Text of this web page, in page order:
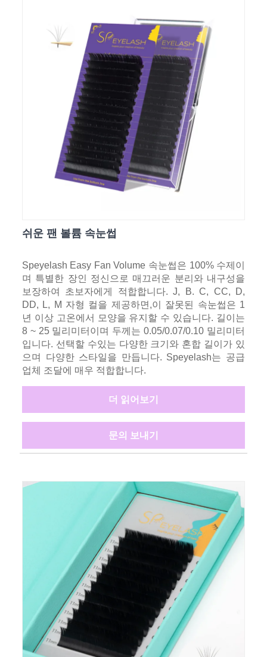
쉬운 팬 볼륨 속눈썹
Speyelash Easy Fan Volume 속눈썹은 100% 수제이
며 특별한 장인 정신으로 매끄러운 분리와 내구성을
보장하여 초보자에게 적합합니다. J, B. C, CC, D,
DD, L, M 자형 컬을 제공하면,이 잘못된 속눈썹은 1
년 이상 고온에서 모양을 유지할 수 있습니다. 길이는
8 ~ 25 밀리미터이며 두께는 0.05/0.07/0.10 밀리미터
입니다. 선택할 수있는 다양한 크기와 혼합 길이가 있
으며 다양한 스타일을 만듭니다. Speyelash는 공급
업체 조달에 매우 적합합니다.
더 읽어보기
문의 보내기